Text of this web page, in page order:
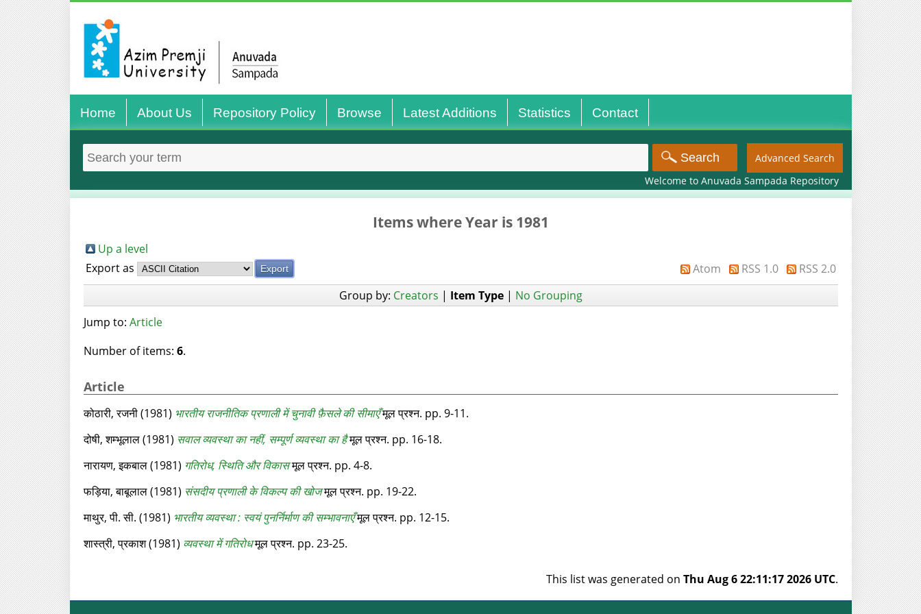
Home About Us Repository Policy Browse Latest Additions Statistics Contact
Advanced Search
Welcome to Anuvada Sampada Repository
Items where Year is 1981
Up a level
Export as
Atom RSS 1.0
RSS 2.0
Group by: Creators | Item Type| No Grouping
Jump to: Article
Number of items: 6.
Article
कोठारी, रजनी(1981) भारतीय राजनीतिक प्रणाली में चुनावी फ़ैसले की सीमाएँमूल प्रश्‍न. pp. 9-11.
दोषी, शम्भूलाल(1981) सवाल व्यवस्था का नहीं, सम्पूर्ण व्यवस्था का हैमूल प्रश्न. pp. 16-18.
नारायण, इकबाल(1981) गतिरोध, स्थिति और विकासमूल प्रश्‍न. pp. 4-8.
फड़िया, बाबूलाल(1981) संसदीय प्रणाली के विकल्प की खोजमूल प्रश्‍न. pp. 19-22.
माथुर, पी. सी. (1981) भारतीय व्यवस्था : स्वयं पुनर्निर्माण की सम्भावनाएँमूल प्रश्न. pp. 12-15.
शास्त्री, प्रकाश(1981) व्यवस्था में गतिरोधमूल प्रश्‍न. pp. 23-25.
This list was generated on Thu Aug 6 22:11:17 2026 UTC.